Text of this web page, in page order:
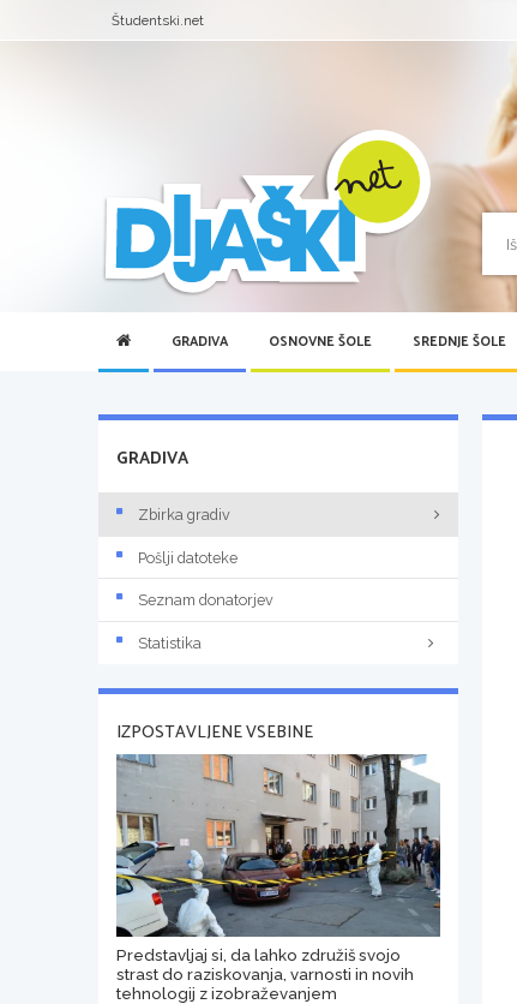
Študentski.net
GRADIVA OSNOVNE ŠOLE SREDNJE ŠOLE
GRADIVA
Zbirka gradiv
Pošlji datoteke
Seznam donatorjev
Statistika
IZPOSTAVLJENE VSEBINE
Predstavljaj si, da lahko združiš svojo
strast do raziskovanja, varnosti in novih
tehnologij z izobraževanjem